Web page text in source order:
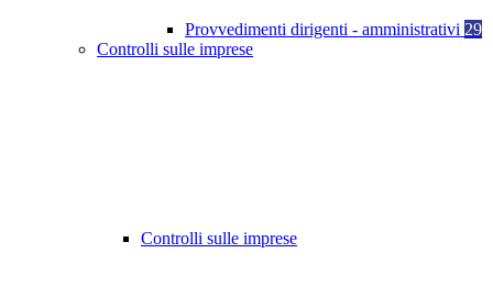
Provvedimenti dirigenti - amministrativi 29
Controlli sulle imprese
Controlli sulle imprese